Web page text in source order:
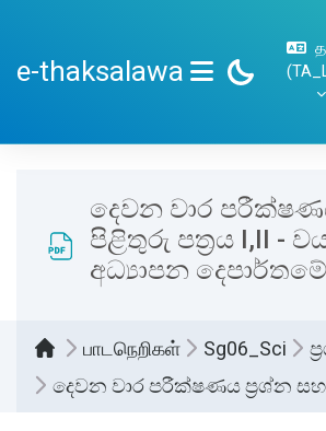
e-thaksalawa
SIDE PANEL
දෙවන වාර
පිළිතුරු පත්‍රය I,II -
අධ්‍යාපන
பாடநெறிகள் Sg06_Sci